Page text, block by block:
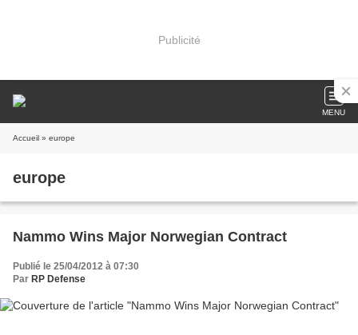
Publicité
MENU
Accueil » europe
europe
Nammo Wins Major Norwegian Contract
Publié le 25/04/2012 à 07:30
Par RP Defense